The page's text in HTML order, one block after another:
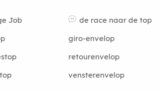
Job
de race naar de top
giro-envelop
retourenvelop
vensterenvelop